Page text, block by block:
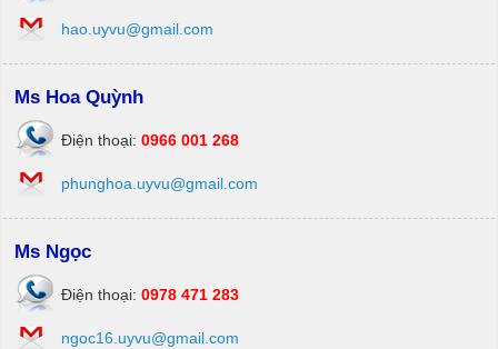
hao.uyvu@gmail.com
Ms Hoa Quỳnh
Điện thoại: 0966 001 268
phunghoa.uyvu@gmail.com
Ms Ngọc
Điện thoại: 0978 471 283
ngoc16.uyvu@gmail.com